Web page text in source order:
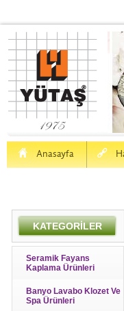
Anasayfa
H a
KATEGORİLER
Seramik Fayans
Kaplama Ürünleri
Banyo Lavabo Klozet Ve
Spa Ürünleri